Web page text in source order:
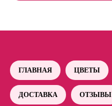
ГЛАВНАЯ ЦВЕТЫ
ДОСТАВКА ОТЗЫВЫ